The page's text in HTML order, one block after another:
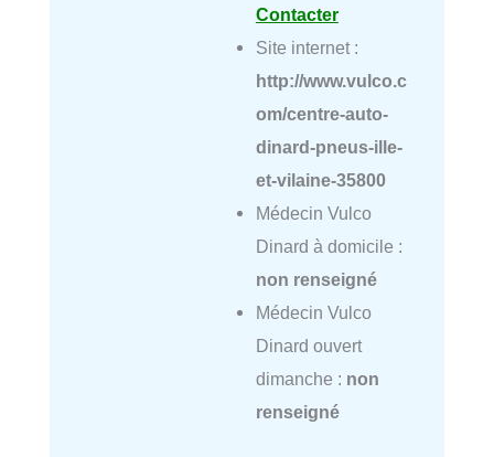
Contacter
Site internet :
http://www.vulco.c
om/centre-auto-
dinard-pneus-ille-
et-vilaine-35800
Médecin Vulco
Dinard à domicile :
non renseigné
Médecin Vulco
Dinard ouvert
dimanche : non
renseigné